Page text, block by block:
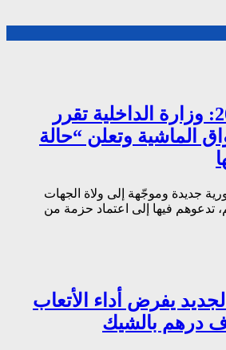
عيد الأضحى 2026: وزارة الداخلية تقرر
الماشية وتعلن “حالة
جديدة وموجّهة إلى ولاة الجهات
تدعوهم فيها إلى اعتماد حزمة من
يفرض أداء الأتعاب